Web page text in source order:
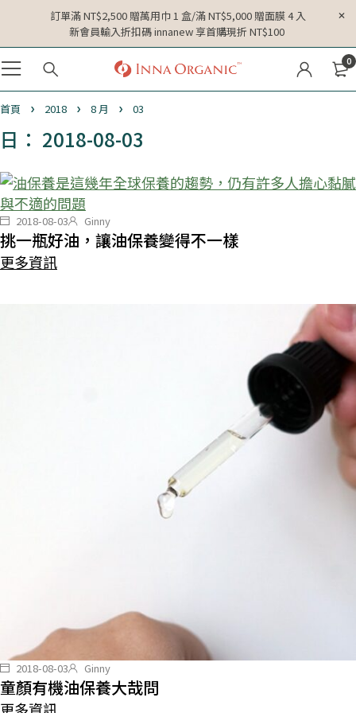
訂單滿 NT$2,500 贈萬用巾 1 盒/滿 NT$5,000 贈面膜 4 入
新會員輸入折扣碼 innanew 享首購現折 NT$100
0
首頁 2018 8 月 03
日： 2018-08-03
2018-08-03 Ginny
挑一瓶好油，讓油保養變得不一樣
更多資訊
2018-08-03 Ginny
童顏有機油保養大哉問